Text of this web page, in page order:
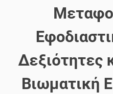
Δεξιότητες
Βιωματική